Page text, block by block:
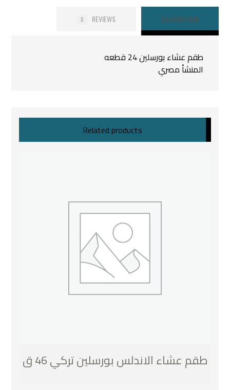
DESCRIPTION
REVIEWS
0
طقم عشاء بورسلين 24 قطعه
المنشأ مصري
Related products
طقم عشاء الاندلس بورسلين تركي 46 ق